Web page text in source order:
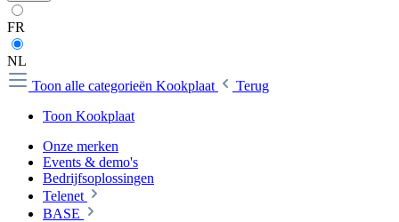
FR
NL
Toon alle categorieën Kookplaat
Terug
Toon Kookplaat
Onze merken
Events & demo's
Bedrijfsoplossingen
Telenet
BASE